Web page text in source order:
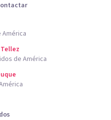
América
de América